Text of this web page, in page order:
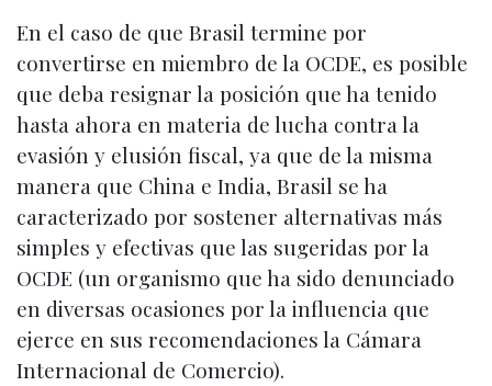
En el caso de que Brasil termine por
convertirse en miembro de la OCDE, es posible
que deba resignar la posición que ha tenido
hasta ahora en materia de lucha contra la
evasión y elusión fiscal, ya que de la misma
manera que China e India, Brasil se ha
caracterizado por sostener alternativas más
simples y efectivas que las sugeridas por la
OCDE (un organismo que ha sido denunciado
en diversas ocasiones por la influencia que
ejerce en sus recomendaciones la Cámara
Internacional de Comercio).